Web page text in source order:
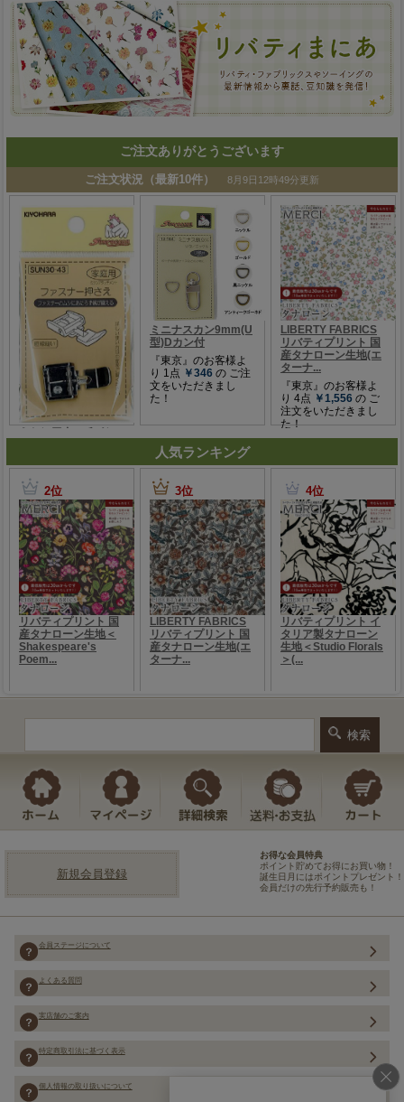
ご注文ありがとうございます
人気ランキング
新規会員登録
お得な会員特典
ポイント貯めてお得にお買い物！
誕生日月にはポイントプレゼント！
会員だけの先行予約販売も！
会員ステージについて
よくある質問
実店舗のご案内
特定商取引法に基づく表示
個人情報の取り扱いについて